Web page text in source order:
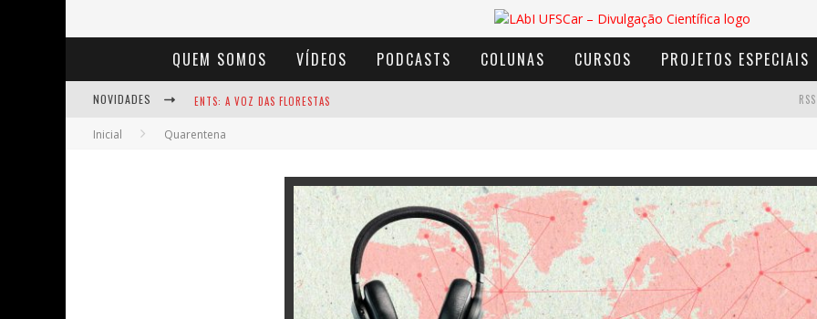
QUEM SOMOS VÍDEOS PODCASTS COLUNAS CURSOS PROJETOS ESPECIAIS
NOVIDADES ENTS: A VOZ DAS FLORESTAS
NOTÁVEIS: BERTHA LUTZ
BAÚ DE HISTÓRIAS - A JAMAIS IMAGINADA AVENTURA COM OS MOINHOS DE VENTO
RSS
Inicial Quarentena